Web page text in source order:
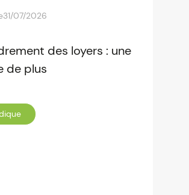
31/07/2026
des loyers : une
de plus